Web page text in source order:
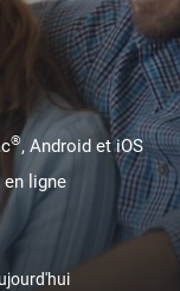
®, Android et iOS
ligne